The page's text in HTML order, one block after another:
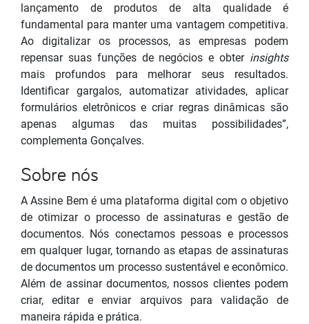
lançamento de produtos de alta qualidade é
fundamental para manter uma vantagem competitiva.
Ao digitalizar os processos, as empresas podem
repensar suas funções de negócios e obter insights
mais profundos para melhorar seus resultados.
Identificar gargalos, automatizar atividades, aplicar
formulários eletrônicos e criar regras dinâmicas são
apenas algumas das muitas possibilidades”,
complementa Gonçalves.
Sobre nós
A Assine Bem é uma plataforma digital com o objetivo
de otimizar o processo de assinaturas e gestão de
documentos. Nós conectamos pessoas e processos
em qualquer lugar, tornando as etapas de assinaturas
de documentos um processo sustentável e econômico.
Além de assinar documentos, nossos clientes podem
criar, editar e enviar arquivos para validação de
maneira rápida e prática.